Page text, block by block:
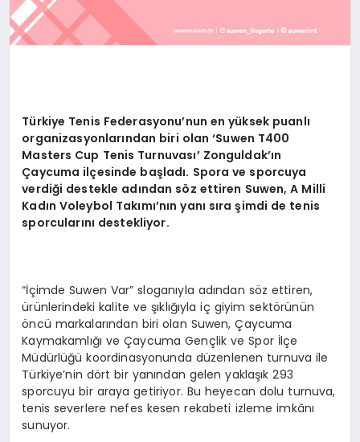
Türkiye Tenis Federasyonu’nun en yüksek puanlı
organizasyonlarından biri olan ‘Suwen T400
Masters Cup Tenis Turnuvası’ Zonguldak’ın
Çaycuma ilçesinde başladı. Spora ve sporcuya
verdiği destekle adından söz ettiren Suwen, A Milli
Kadın Voleybol Takımı’nın yanı sıra şimdi de tenis
sporcularını destekliyor.
“İçimde Suwen Var” sloganıyla adından söz ettiren,
ürünlerindeki kalite ve şıklığıyla iç giyim sektörünün
öncü markalarından biri olan Suwen, Çaycuma
Kaymakamlığı ve Çaycuma Gençlik ve Spor İlçe
Müdürlüğü koordinasyonunda düzenlenen turnuva ile
Türkiye’nin dört bir yanından gelen yaklaşık 293
sporcuyu bir araya getiriyor. Bu heyecan dolu turnuva,
tenis severlere nefes kesen rekabeti izleme imkânı
sunuyor.